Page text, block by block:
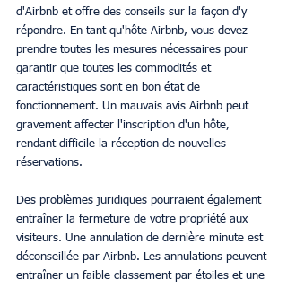
d'Airbnb et offre des conseils sur la façon d'y
répondre. En tant qu'hôte Airbnb, vous devez
prendre toutes les mesures nécessaires pour
garantir que toutes les commodités et
caractéristiques sont en bon état de
fonctionnement. Un mauvais avis Airbnb peut
gravement affecter l'inscription d'un hôte,
rendant difficile la réception de nouvelles
réservations.
Des problèmes juridiques pourraient également
entraîner la fermeture de votre propriété aux
visiteurs. Une annulation de dernière minute est
déconseillée par Airbnb. Les annulations peuvent
entraîner un faible classement par étoiles et une